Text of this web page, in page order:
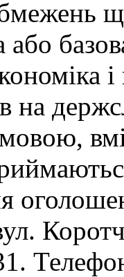
або
на